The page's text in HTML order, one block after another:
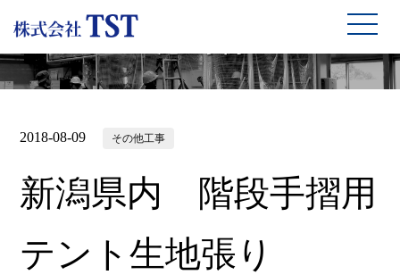
2018-08-09 その他工事
新潟県内 階段手摺用
テント生地張り